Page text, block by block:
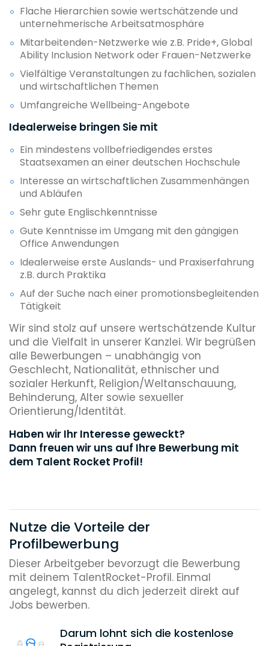
Flache Hierarchien sowie wertschätzende und
unternehmerische Arbeitsatmosphäre
Mitarbeitenden-Netzwerke wie z.B. Pride+, Global
Ability Inclusion Network oder Frauen-Netzwerke
Vielfältige Veranstaltungen zu fachlichen, sozialen
und wirtschaftlichen Themen
Umfangreiche Wellbeing-Angebote
Idealerweise bringen Sie mit
Ein mindestens vollbefriedigendes erstes
Staatsexamen an einer deutschen Hochschule
Interesse an wirtschaftlichen Zusammenhängen
und Abläufen
Sehr gute Englischkenntnisse
Gute Kenntnisse im Umgang mit den gängigen
Office Anwendungen
Idealerweise erste Auslands- und Praxiserfahrung
z.B. durch Praktika
Auf der Suche nach einer promotionsbegleitenden
Tätigkeit
Wir sind stolz auf unsere wertschätzende Kultur
und die Vielfalt in unserer Kanzlei. Wir begrüßen
alle Bewerbungen – unabhängig von
Geschlecht, Nationalität, ethnischer und
sozialer Herkunft, Religion/Weltanschauung,
Behinderung, Alter sowie sexueller
Orientierung/Identität.
Haben wir Ihr Interesse geweckt?
Dann freuen wir uns auf Ihre Bewerbung mit
dem Talent Rocket Profil!
Nutze die Vorteile der
Profilbewerbung
Dieser Arbeitgeber bevorzugt die Bewerbung
mit deinem TalentRocket-Profil. Einmal
angelegt, kannst du dich jederzeit direkt auf
Jobs bewerben.
Darum lohnt sich die kostenlose